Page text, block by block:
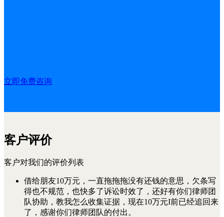
立即免费咨询
客户评价
客户对我们的评价列表
借给朋友10万元，一直拖拖拖没有还钱的意思，欠条写
得也不规范，也快多了诉讼时效了，还好有你们律师团
队协助，教我怎么收集证据，现在10万元I前已经追回来
了，感谢你们律师团队的付出。